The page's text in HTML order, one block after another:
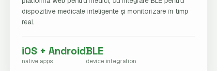
dispozitive medicale inteligente și monitorizare în timp
real.
iOS + Android
native apps
BLE
device integration